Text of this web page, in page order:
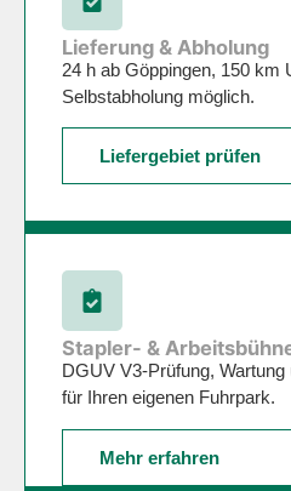
Lieferung & Abholung
24 h ab Göppingen, 150 km
Selbstabholung möglich.
Liefergebiet prüfen
Stapler- &
DGUV V3-Prüfung,
für Ihren eigenen Fuhrpark.
Mehr erfahren